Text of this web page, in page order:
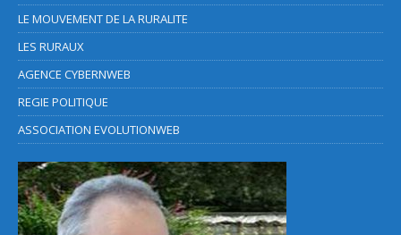
LE MOUVEMENT DE LA RURALITE
LES RURAUX
AGENCE CYBERNWEB
REGIE POLITIQUE
ASSOCIATION EVOLUTIONWEB